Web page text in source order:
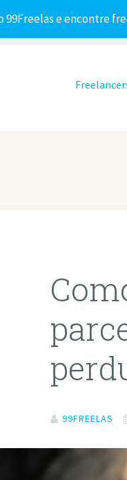
99Freelas e encontre
Pular para
99FREELAS